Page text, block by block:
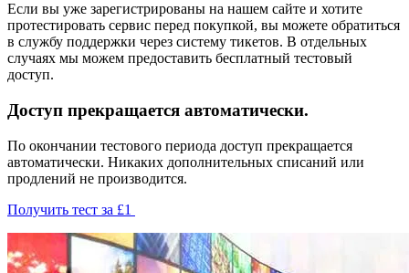
Если вы уже зарегистрированы на нашем сайте и хотите
протестировать сервис перед покупкой, вы можете обратиться
в службу поддержки через систему тикетов. В отдельных
случаях мы можем предоставить бесплатный тестовый
доступ.
Доступ прекращается автоматически.
По окончании тестового периода доступ прекращается
автоматически. Никаких дополнительных списаний или
продлений не производится.
Получить тест за £1